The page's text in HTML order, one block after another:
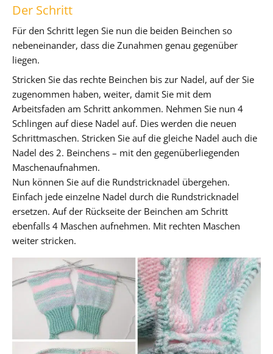
Der Schritt
Für den Schritt legen Sie nun die beiden Beinchen so
nebeneinander, dass die Zunahmen genau gegenüber
liegen.
Stricken Sie das rechte Beinchen bis zur Nadel, auf der Sie
zugenommen haben, weiter, damit Sie mit dem
Arbeitsfaden am Schritt ankommen. Nehmen Sie nun 4
Schlingen auf diese Nadel auf. Dies werden die neuen
Schrittmaschen. Stricken Sie auf die gleiche Nadel auch die
Nadel des 2. Beinchens – mit den gegenüberliegenden
Maschenaufnahmen.
Nun können Sie auf die Rundstricknadel übergehen.
Einfach jede einzelne Nadel durch die Rundstricknadel
ersetzen. Auf der Rückseite der Beinchen am Schritt
ebenfalls 4 Maschen aufnehmen. Mit rechten Maschen
weiter stricken.